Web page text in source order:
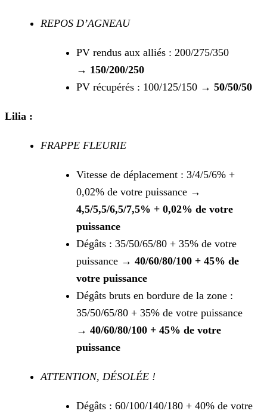
REPOS D’AGNEAU
PV rendus aux alliés : 200/275/350
→ 150/200/250
PV récupérés : 100/125/150 → 50/50/50
Lilia :
FRAPPE FLEURIE
Vitesse de déplacement : 3/4/5/6% +
0,02% de votre puissance →
4,5/5,5/6,5/7,5% + 0,02% de votre
puissance
Dégâts : 35/50/65/80 + 35% de votre
puissance → 40/60/80/100 + 45% de
votre puissance
Dégâts bruts en bordure de la zone :
35/50/65/80 + 35% de votre puissance
→ 40/60/80/100 + 45% de votre
puissance
ATTENTION, DÉSOLÉE !
Dégâts : 60/100/140/180 + 40% de votre